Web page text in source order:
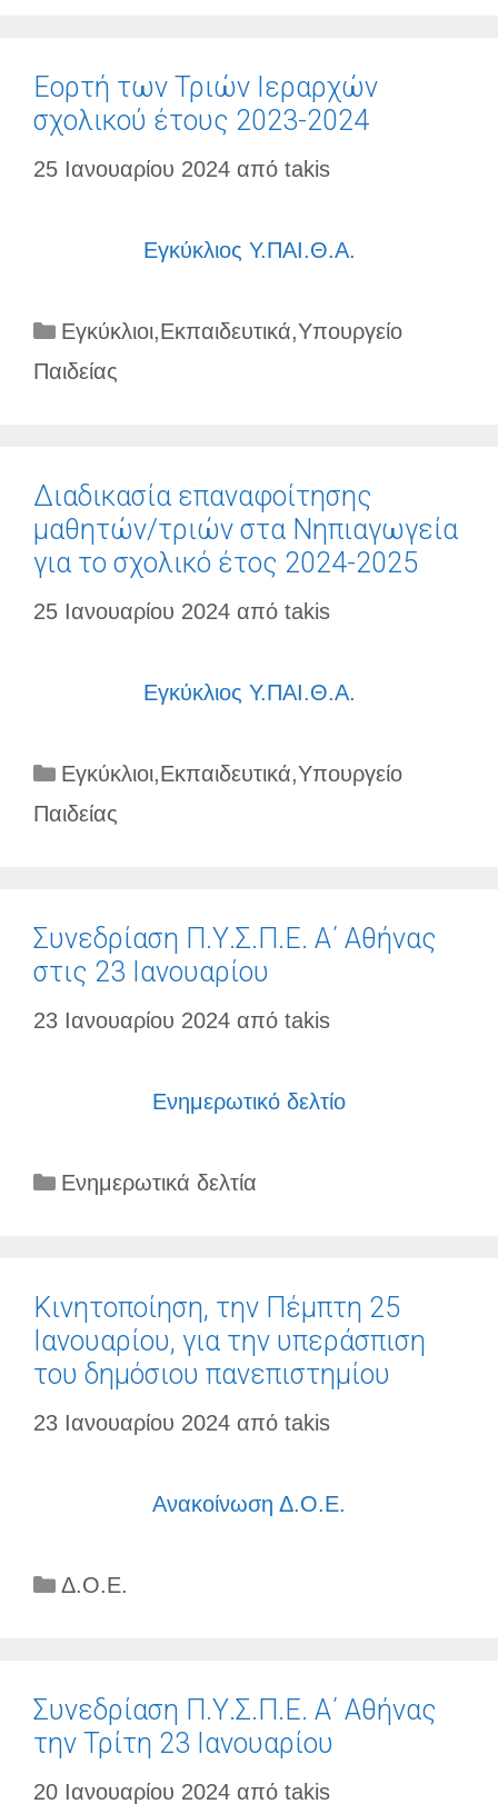
Εορτή των Τριών Ιεραρχών
σχολικού έτους 2023-2024
25 Ιανουαρίου 2024 από takis
Εγκύκλιος Υ.ΠΑΙ.Θ.Α.
Κατηγορίες
Εγκύκλιοι,Εκπαιδευτικά,Υπουργείο
Παιδείας
Διαδικασία επαναφοίτησης
μαθητών/τριών στα Νηπιαγωγεία
για το σχολικό έτος 2024-2025
25 Ιανουαρίου 2024 από takis
Εγκύκλιος Υ.ΠΑΙ.Θ.Α.
Κατηγορίες
Εγκύκλιοι,Εκπαιδευτικά,Υπουργείο
Παιδείας
Συνεδρίαση Π.Υ.Σ.Π.Ε. Α΄ Αθήνας
στις 23 Ιανουαρίου
23 Ιανουαρίου 2024 από takis
Ενημερωτικό δελτίο
Κατηγορίες
Ενημερωτικά δελτία
Κινητοποίηση, την Πέμπτη 25
Ιανουαρίου, για την υπεράσπιση
του δημόσιου πανεπιστημίου
23 Ιανουαρίου 2024 από takis
Ανακοίνωση Δ.Ο.Ε.
Κατηγορίες
Δ.Ο.Ε.
Συνεδρίαση Π.Υ.Σ.Π.Ε. Α΄ Αθήνας
την Τρίτη 23 Ιανουαρίου
20 Ιανουαρίου 2024 από takis